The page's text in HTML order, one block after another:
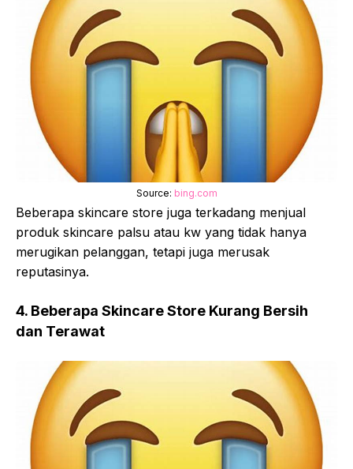
Source: bing.com
Beberapa skincare store juga terkadang menjual
produk skincare palsu atau kw yang tidak hanya
merugikan pelanggan, tetapi juga merusak
reputasinya.
4. Beberapa Skincare Store Kurang Bersih
dan Terawat